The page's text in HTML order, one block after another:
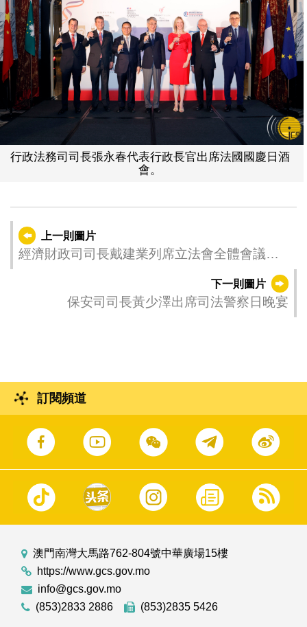
行政法務司司長張永春代表行政長官出席法國國慶日酒
會。
上一則圖片
經濟財政司司長戴建業列席立法會全體會議，
議程為細則性討論及表決《公共採購法》法案
和《投資基金法》法案。
下一則圖片
保安司司長黃少澤出席司法警察日晚宴
訂閱頻道
澳門南灣大馬路762-804號中華廣場15樓
https://www.gcs.gov.mo
info@gcs.gov.mo
(853)2833 2886
(853)2835 5426